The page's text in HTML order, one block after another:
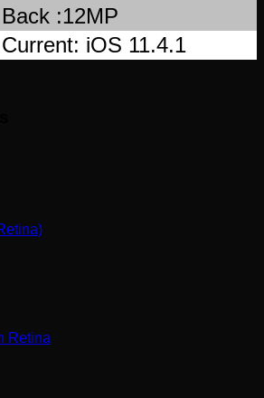
Back :12MP
Current: iOS 11.4.1
Retina